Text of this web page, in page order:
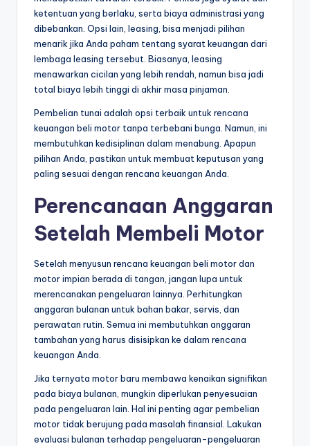
ketentuan yang berlaku, serta biaya administrasi yang
dibebankan. Opsi lain, leasing, bisa menjadi pilihan
menarik jika Anda paham tentang syarat keuangan dari
lembaga leasing tersebut. Biasanya, leasing
menawarkan cicilan yang lebih rendah, namun bisa jadi
total biaya lebih tinggi di akhir masa pinjaman.
Pembelian tunai adalah opsi terbaik untuk rencana
keuangan beli motor tanpa terbebani bunga. Namun, ini
membutuhkan kedisiplinan dalam menabung. Apapun
pilihan Anda, pastikan untuk membuat keputusan yang
paling sesuai dengan rencana keuangan Anda.
Perencanaan Anggaran
Setelah Membeli Motor
Setelah menyusun rencana keuangan beli motor dan
motor impian berada di tangan, jangan lupa untuk
merencanakan pengeluaran lainnya. Perhitungkan
anggaran bulanan untuk bahan bakar, servis, dan
perawatan rutin. Semua ini membutuhkan anggaran
tambahan yang harus disisipkan ke dalam rencana
keuangan Anda.
Jika ternyata motor baru membawa kenaikan signifikan
pada biaya bulanan, mungkin diperlukan penyesuaian
pada pengeluaran lain. Hal ini penting agar pembelian
motor tidak berujung pada masalah finansial. Lakukan
evaluasi bulanan terhadap pengeluaran-pengeluaran